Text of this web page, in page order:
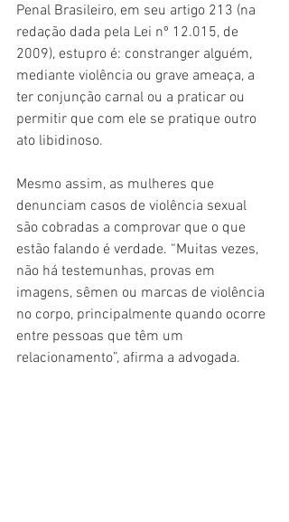
Penal Brasileiro, em seu artigo 213 (na
redação dada pela Lei nº 12.015, de
2009), estupro é: constranger alguém,
mediante violência ou grave ameaça, a
ter conjunção carnal ou a praticar ou
permitir que com ele se pratique outro
ato libidinoso.
Mesmo assim, as mulheres que
denunciam casos de violência sexual
são cobradas a comprovar que o que
estão falando é verdade. “Muitas vezes,
não há testemunhas, provas em
imagens, sêmen ou marcas de violência
no corpo, principalmente quando ocorre
entre pessoas que têm um
relacionamento”, afirma a advogada.